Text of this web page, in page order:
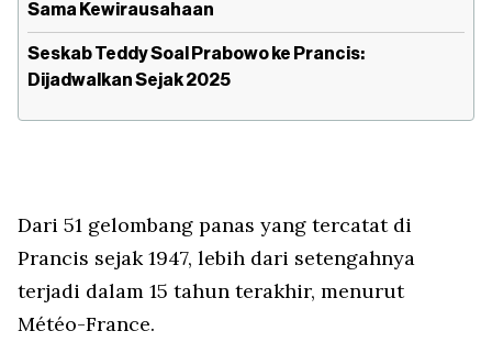
Sama Kewirausahaan
Seskab Teddy Soal Prabowo ke Prancis:
Dijadwalkan Sejak 2025
Dari 51 gelombang panas yang tercatat di
Prancis sejak 1947, lebih dari setengahnya
terjadi dalam 15 tahun terakhir, menurut
Météo-France.